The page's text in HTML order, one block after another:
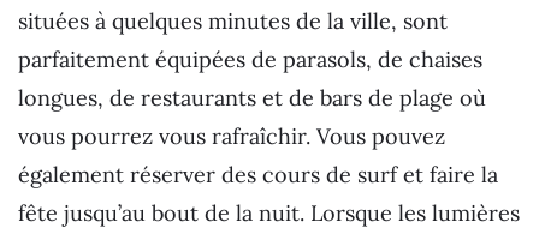
situées à quelques minutes de la ville, sont
parfaitement équipées de parasols, de chaises
longues, de restaurants et de bars de plage où
vous pourrez vous rafraîchir. Vous pouvez
également réserver des cours de surf et faire la
fête jusqu’au bout de la nuit. Lorsque les lumières